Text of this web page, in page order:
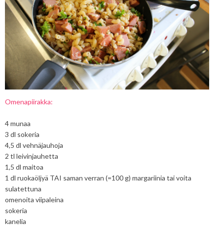
Omenapiirakka:
4 munaa
3 dl sokeria
4,5 dl vehnäjauhoja
2 tl leivinjauhetta
1,5 dl maitoa
1 dl ruokaöljyä TAI saman verran (=100 g) margariinia tai voita
sulatettuna
omenoita viipaleina
sokeria
kanelia